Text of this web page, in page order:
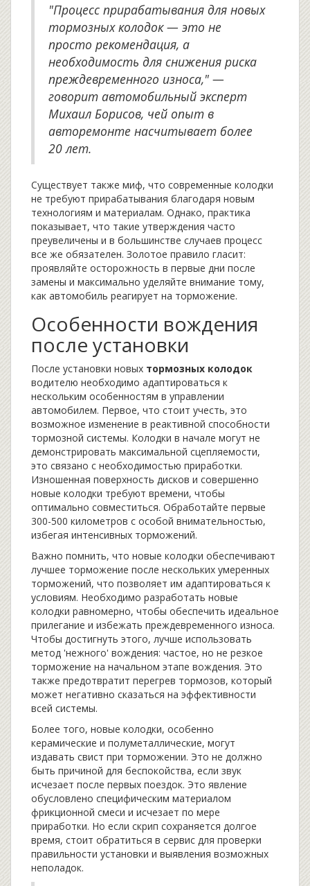
"Процесс прирабатывания для новых
тормозных колодок — это не
просто рекомендация, а
необходимость для снижения риска
преждевременного износа," —
говорит автомобильный эксперт
Михаил Борисов, чей опыт в
авторемонте насчитывает более
20 лет.
Существует также миф, что современные колодки
не требуют прирабатывания благодаря новым
технологиям и материалам. Однако, практика
показывает, что такие утверждения часто
преувеличены и в большинстве случаев процесс
все же обязателен. Золотое правило гласит:
проявляйте осторожность в первые дни после
замены и максимально уделяйте внимание тому,
как автомобиль реагирует на торможение.
Особенности вождения
после установки
После установки новых тормозных колодок
водителю необходимо адаптироваться к
нескольким особенностям в управлении
автомобилем. Первое, что стоит учесть, это
возможное изменение в реактивной способности
тормозной системы. Колодки в начале могут не
демонстрировать максимальной сцепляемости,
это связано с необходимостью приработки.
Изношенная поверхность дисков и совершенно
новые колодки требуют времени, чтобы
оптимально совместиться. Обработайте первые
300-500 километров с особой внимательностью,
избегая интенсивных торможений.
Важно помнить, что новые колодки обеспечивают
лучшее торможение после нескольких умеренных
торможений, что позволяет им адаптироваться к
условиям. Необходимо разработать новые
колодки равномерно, чтобы обеспечить идеальное
прилегание и избежать преждевременного износа.
Чтобы достигнуть этого, лучше использовать
метод 'нежного' вождения: частое, но не резкое
торможение на начальном этапе вождения. Это
также предотвратит перегрев тормозов, который
может негативно сказаться на эффективности
всей системы.
Более того, новые колодки, особенно
керамические и полуметаллические, могут
издавать свист при торможении. Это не должно
быть причиной для беспокойства, если звук
исчезает после первых поездок. Это явление
обусловлено специфическим материалом
фрикционной смеси и исчезает по мере
приработки. Но если скрип сохраняется долгое
время, стоит обратиться в сервис для проверки
правильности установки и выявления возможных
неполадок.